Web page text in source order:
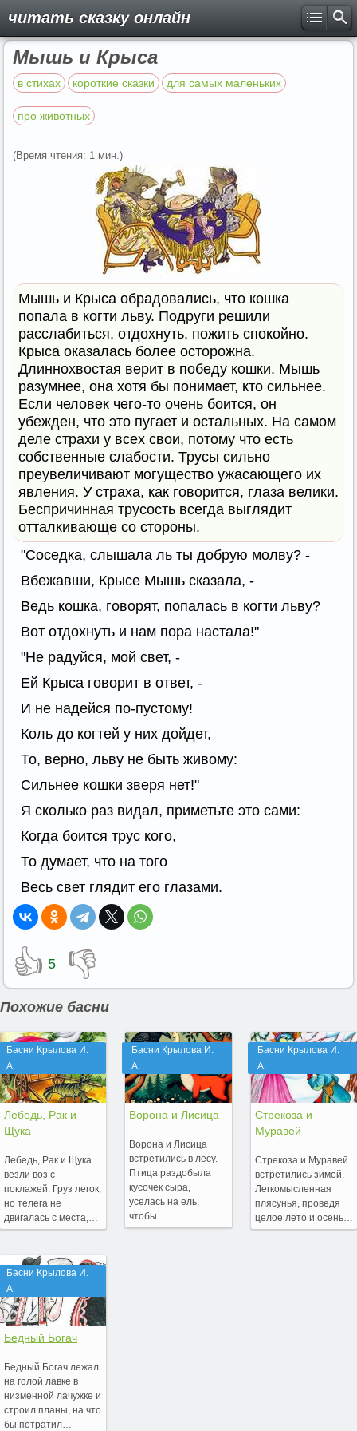
читать сказку онлайн
Мышь и Крыса
в стихах короткие сказки для самых маленьких
про животных
(Время чтения: 1 мин.)
Мышь и Крыса обрадовались, что кошка
попала в когти льву. Подруги решили
расслабиться, отдохнуть, пожить спокойно.
Крыса оказалась более осторожна.
Длиннохвостая верит в победу кошки. Мышь
разумнее, она хотя бы понимает, кто сильнее.
Если человек чего-то очень боится, он
убежден, что это пугает и остальных. На самом
деле страхи у всех свои, потому что есть
собственные слабости. Трусы сильно
преувеличивают могущество ужасающего их
явления. У страха, как говорится, глаза велики.
Беспричинная трусость всегда выглядит
отталкивающе со стороны.
"Соседка, слышала ль ты добрую молву? -
Вбежавши, Крысе Мышь сказала, -
Ведь кошка, говорят, попалась в когти льву?
Вот отдохнуть и нам пора настала!"
"Не радуйся, мой свет, -
Ей Крыса говорит в ответ, -
И не надейся по-пустому!
Коль до когтей у них дойдет,
То, верно, льву не быть живому:
Сильнее кошки зверя нет!"
Я сколько раз видал, приметьте это сами:
Когда боится трус кого,
То думает, что на того
Весь свет глядит его глазами.
👍 5 👎
Похожие басни
Басни Крылова И.
А.
Лебедь, Рак и
Щука
Лебедь, Рак и Щука
везли воз с
поклажей. Груз легок,
но телега не
двигалась с места,…
Басни Крылова И.
А.
Бедный Богач
Бедный Богач лежал
на голой лавке в
низменной лачужке и
строил планы, на что
бы потратил…
Басни Крылова И.
А.
Ворона и Лисица
Ворона и Лисица
встретились в лесу.
Птица раздобыла
кусочек сыра,
уселась на ель,
чтобы…
Басни Крылова И.
А.
Стрекоза и
Муравей
Стрекоза и Муравей
встретились зимой.
Легкомысленная
плясунья, проведя
целое лето и осень…